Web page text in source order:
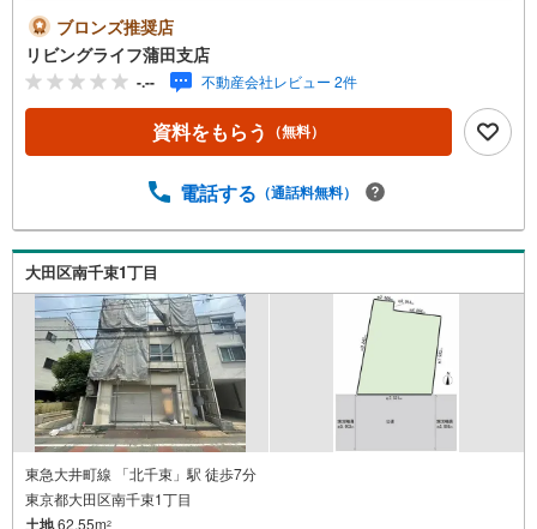
に合わせた物件などもご案内をいたします■ご予約方法事前
に鍵の手配が必要な場合がありますので、お早目にご連絡
をいただけると、ご案内がスムーズです。■資金のご相談も
お気軽にどうぞ！ライフプラン作成や住宅ローンはどこの
銀行がいい？適切な借入額は？などご質問にもFPがしっか
りとお答えいたします■キッズスペースもご用意お子様が退
も充実させておりますので、ご安心下さい■お客様駐車場を
きます弊社が会員様のみにご提供する先行公開物件も多数
ご提案いたします。ホームページにて会員登録ください資
料請求は【下部のオレンジ色資料請求ボタン】よりお問い
合わせください
ブロンズ推奨店
リビングライフ蒲田支店
-.-- 不動産会社レビュー 2件
資料をもらう （無料）
電話する （通話料無料）
大田区南千束1丁目
東急大井町線 「北千束」駅 徒歩7分
東京都大田区南千束1丁目
土地62.55m2